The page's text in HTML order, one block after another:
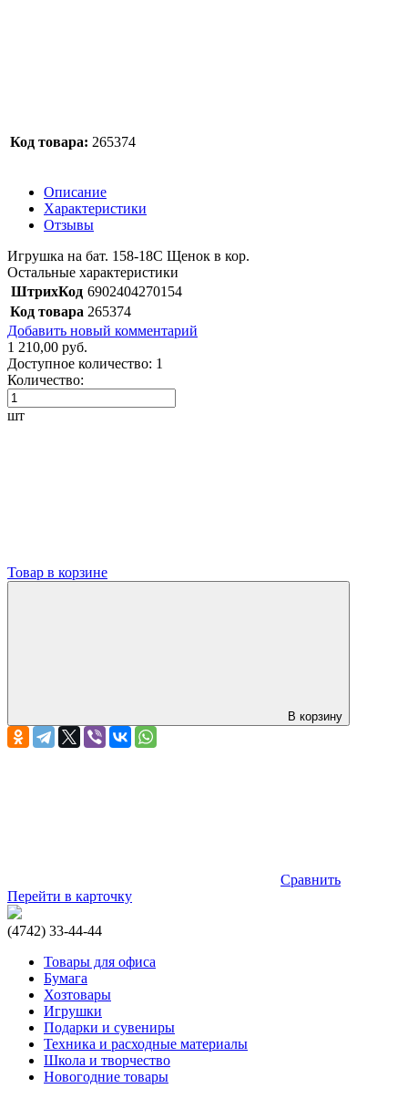
Код товара: 265374
Описание
Характеристики
Отзывы
Игрушка на бат. 158-18C Щенок в кор.
Остальные характеристики
ШтрихКод 6902404270154
Код товара 265374
Добавить новый комментарий
1 210,00 руб.
Доступное количество: 1
Количество:
шт
Товар в корзине
В корзину
Сравнить
Перейти в карточку
(4742) 33-44-44
Товары для офиса
Бумага
Хозтовары
Игрушки
Подарки и сувениры
Техника и расходные материалы
Школа и творчество
Новогодние товары